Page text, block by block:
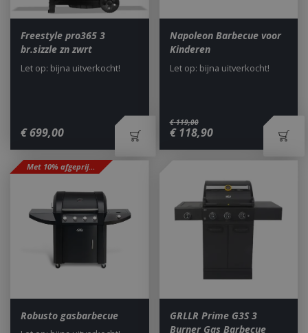
Freestyle pro365 3
br.sizzle zn zwrt
€699,00
Let op: bijna uitverkocht!
Napoleon Barbecue voor
Kinderen
€ 119,00
€ 118,90
Let op: bijna uitverkocht!
Met 10% afgeprijsd
Robusto gasbarbecue
GRLLR Prime G3S 3
Burner Gas Barbecue